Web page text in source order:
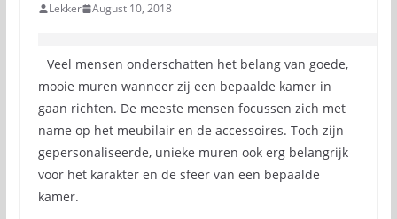
Lekker August 10, 2018
Veel mensen onderschatten het belang van goede,
mooie muren wanneer zij een bepaalde kamer in
gaan richten. De meeste mensen focussen zich met
name op het meubilair en de accessoires. Toch zijn
gepersonaliseerde, unieke muren ook erg belangrijk
voor het karakter en de sfeer van een bepaalde
kamer.